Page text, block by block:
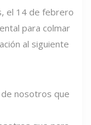
el 14 de febrero
para colmar
al siguiente